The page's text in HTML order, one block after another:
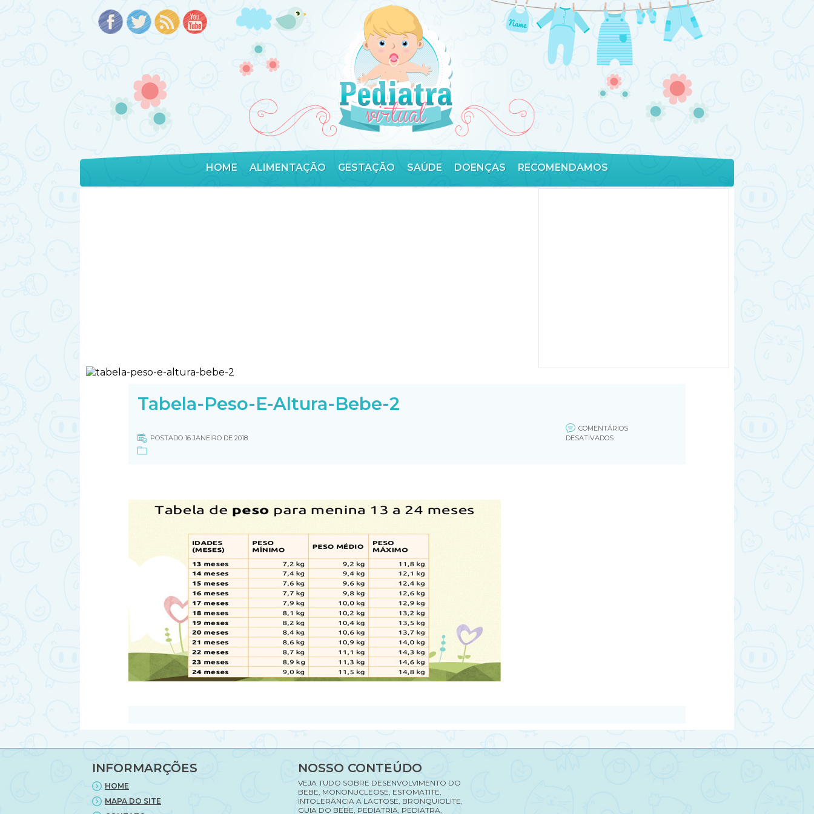
HOME ALIMENTAÇÃO GESTAÇÃO SAÚDE DOENÇAS RECOMENDAMOS
Tabela-Peso-E-Altura-Bebe-2
POSTADO 16 JANEIRO DE 2018
COMENTÁRIOS
DESATIVADOSEM
INFORMARÇÕES
HOME
MAPA DO SITE
NOSSO CONTEÚDO
VEJA TUDO SOBRE DESENVOLVIMENTO DO
BEBE, MONONUCLEOSE, ESTOMATITE,
INTOLERÂNCIA A LACTOSE, BRONQUIOLITE,
GUIA DO BEBE, PEDIATRIA, PEDIATRA,